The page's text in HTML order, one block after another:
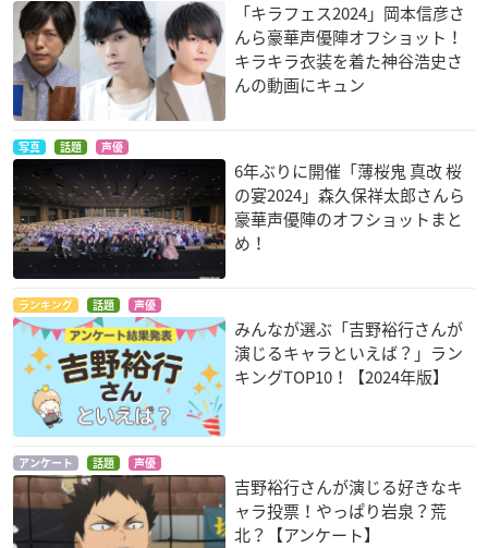
これはゾンビです
か？ OF THE DEAD
(第2期)
織戸
あらしのよるに ひみ
つのともだち
ガブ
輪廻のラグランジェ
イゾ
年魔京
牛頭丸 シグルド
藤崎佑助（ボッス
ン）
テレビまんが 昭和物
これはゾンビですか? 薄桜鬼 碧血録
「キラフェス2024」岡本信彦さ
んら豪華声優陣オフショット！
キラキラ衣装を着た神谷浩史さ
んの動画にキュン
写真 話題 声優
6年ぶりに開催「薄桜鬼 真改 桜
の宴2024」森久保祥太郎さんら
豪華声優陣のオフショットまと
め！
ランキング 話題 声優
みんなが選ぶ「吉野裕行さんが
演じるキャラといえば？」ラン
キングTOP10！【2024年版】
アンケート 話題 声優
吉野裕行さんが演じる好きなキ
ャラ投票！やっぱり岩泉？荒
北？【アンケート】